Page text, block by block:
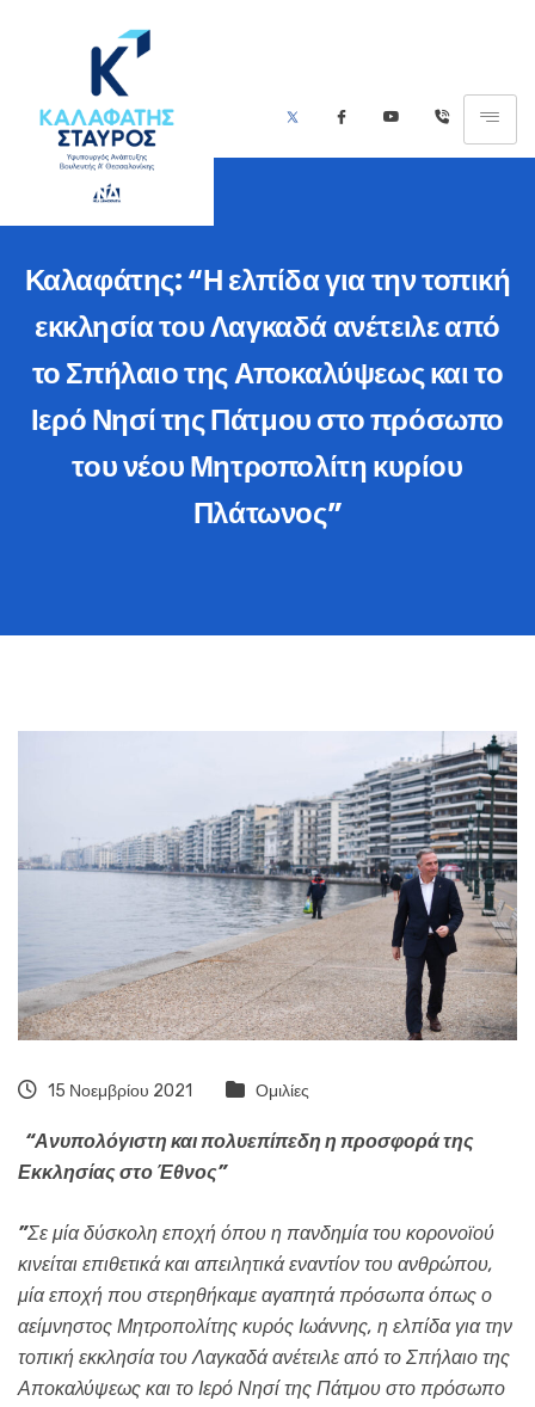
Καλαφάτης: “Η ελπίδα για την τοπική
εκκλησία του Λαγκαδά ανέτειλε από
το Σπήλαιο της Αποκαλύψεως και το
Ιερό Νησί της Πάτμου στο πρόσωπο
του νέου Μητροπολίτη κυρίου
Πλάτωνος”
15 Νοεμβρίου 2021 Ομιλίες
“Ανυπολόγιστη και πολυεπίπεδη η προσφορά της
Εκκλησίας στο Έθνος”
”Σε μία δύσκολη εποχή όπου η πανδημία του κορονοϊού
κινείται επιθετικά και απειλητικά εναντίον του ανθρώπου,
μία εποχή που στερηθήκαμε αγαπητά πρόσωπα όπως ο
αείμνηστος Μητροπολίτης κυρός Ιωάννης, η ελπίδα για την
τοπική εκκλησία του Λαγκαδά ανέτειλε από το Σπήλαιο της
Αποκαλύψεως και το Ιερό Νησί της Πάτμου στο πρόσωπο